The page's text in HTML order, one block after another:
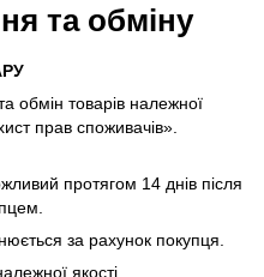
та обміну
обмін товарів належної
прав споживачів».
протягом 14 днів після
за рахунок покупця.
якості